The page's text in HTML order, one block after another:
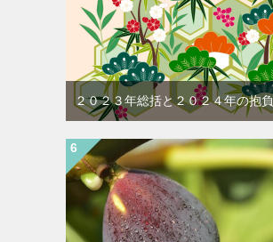
２０２３年総括と２０２４年の抱負